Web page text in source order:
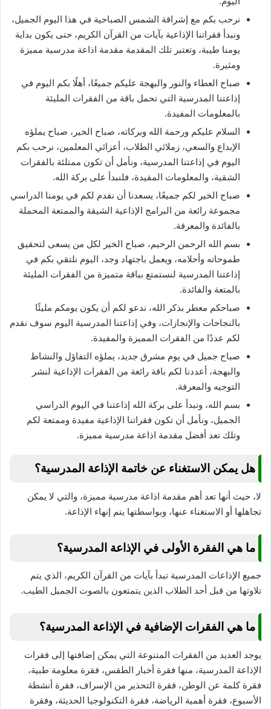
نرحب بكم مع إشراقة الشمس الصباحية في هذا اليوم الجميل،
ونبدأ فقراتنا الإذاعية بآيات من القرآن الكريم، حتى يكون بداية
يومنا طيبة، وتعتبر تلك المقدمة مقدمة اذاعة مدرسية مميزة
ومثيرة.
صباح العطاء والنور والبهجة عليكم جميعًا، أهلًا بكم اليوم في
إذاعتنا المدرسية التي تحمل باقة من الفقرات المليئة
بالمعلومات المفيدة.
السلام عليكم ورحمة الله وبركاته، صباح الخير، صباح يملؤه
الإبداع والسعي، زملائي الطلاب، أعزائي المعلمين، نرحب بكم
اليوم في إذاعتنا المدرسية، ونأمل أن تكون ممتلئة بالفقرات
الشقية، والمعلومات المفيدة، فلنبدأ على بركة الله.
صباح الخير لكم جميعًا، يسعدنا أن نقدم لكم في يومنا الدراسي
مجموعة رائعة من البرامج الإذاعية الشيقة والممتعة المحملة
بالفائدة والمعرفة.
بسم الله الرحمن الرحيم، صباح الخير لكل من يسعى لتحقيق
طموحاته وأحلامه، ويعمل باجتهاد وجد، اليوم نلتقي بكم في
إذاعتنا المدرسية لنستمتع بباقة متميزة من الفقرات المليئة
بالمتعة والفائدة.
صباحكم معطر بذكر الله، ندعو لكم أن يكون يومكم مليئًا
بالنجاحات والإنجازات، وفي إذاعتنا المدرسية اليوم سوف نقدم
لكم عددًا من الفقرات المميزة والمفيدة.
صباح جميل في يوم مشرق جديد، يملؤه التفاؤل والنشاط
والبهجة، أعددنا لكم باقة رائعة من الفقرات الإذاعية لنشر
التوجيه والمعرفة.
بسم الله، ونبدأ على بركة الله إذاعتنا في اليوم الدراسي
الجميل، ونأمل أن تكون فقراتنا الإذاعية مفيدة وممتعة لكم
وتلك تعد أفضل مقدمة اذاعة مدرسية مميزة.
هل يمكن الاستغناء عن خاتمة الإذاعة المدرسية؟
لا، حيث أنها تعد أهم مقدمة اذاعة مدرسية مميزة، والتي لا يمكن
تجاهلها أو الاستغناء عنها، وبواسطتها يتم إنهاء الإذاعة.
ما هي الفقرة الأولى في الإذاعة المدرسية؟
جميع الإذاعات المدرسية تبدأ بآيات من القرآن الكريم، الذي يتم
تلاوتها من قبل أحد الطلاب الذين يتمتعون بالصوت الجميل الطيب.
ما هي الفقرات الإضافية في الإذاعة المدرسية؟
يوجد العديد من الفقرات المتنوعة التي يمكن إضافتها إلى فقرات
الإذاعة المدرسية، منها فقرة أخبار الطقس، فقرة معلومة طبية،
فقرة كلمة عن الوطن، فقرة التحذير من الإسراف، فقرة أنشطة
الأسبوع، فقرة أهمية الرياضة، فقرة التكنولوجيا الحديثة، وفقرة